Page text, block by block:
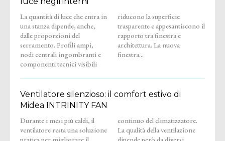
La quantità di luce che entra in
una stanza dipende, anche,
dalle proporzioni del
serramento. Profili ampi,
nodi centrali ingombranti e
componenti tecnici visibili
riducono la superficie
trasparente e appesantiscono il
rapporto tra finestra e
architettura. La nuova
finestra...
Ventilatore silenzioso: il comfort estivo di
Midea INTRINITY FAN
Durante i mesi più caldi, il
ventilatore resta una soluzione
continuo del climatizzatore.
La qualità della ventilazione